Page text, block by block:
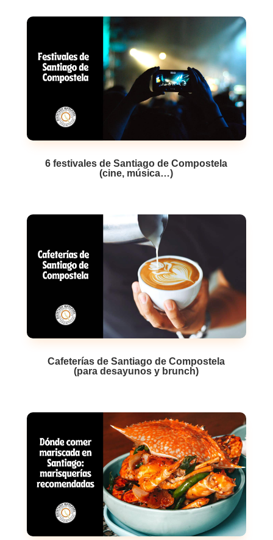
6 festivales de Santiago de Compostela
(cine, música…)
Cafeterías de Santiago de Compostela
(para desayunos y brunch)